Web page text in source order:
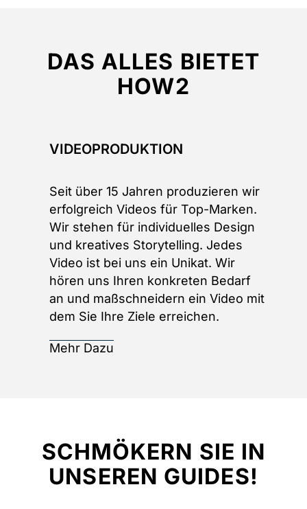
DAS ALLES BIETET
HOW2
VIDEOPRODUKTION
Seit über 15 Jahren produzieren wir
erfolgreich Videos für Top-Marken.
Wir stehen für individuelles Design
und kreatives Storytelling. Jedes
Video ist bei uns ein Unikat. Wir
hören uns Ihren konkreten Bedarf
an und maßschneidern ein Video mit
dem Sie Ihre Ziele erreichen.
Mehr Dazu
SCHMÖKERN SIE IN
UNSEREN GUIDES!